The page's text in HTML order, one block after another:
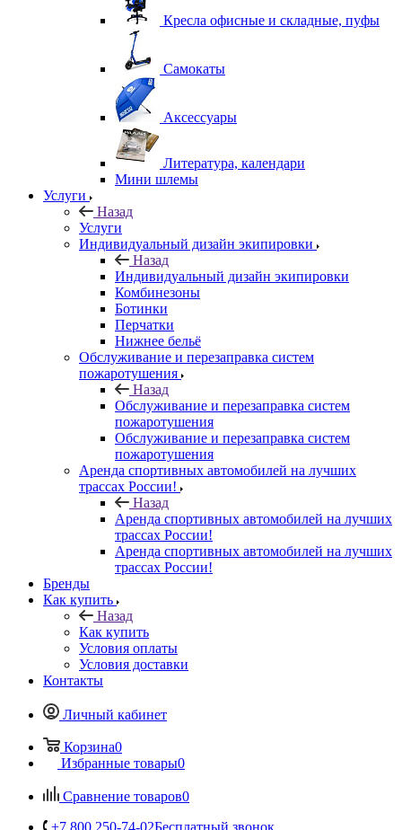
Кресла офисные и складные, пуфы
Самокаты
Аксессуары
Литература, календари
Мини шлемы
Услуги
Назад
Услуги
Индивидуальный дизайн экипировки
Назад
Индивидуальный дизайн экипировки
Комбинезоны
Ботинки
Перчатки
Нижнее бельё
Обслуживание и перезаправка систем
пожаротушения
Назад
Обслуживание и перезаправка систем
пожаротушения
Обслуживание и перезаправка систем
пожаротушения
Аренда спортивных автомобилей на лучших
трассах России!
Назад
Аренда спортивных автомобилей на лучших
трассах России!
Аренда спортивных автомобилей на лучших
трассах России!
Бренды
Как купить
Назад
Как купить
Условия оплаты
Условия доставки
Контакты
Личный кабинет
Корзина0
Избранные товары0
Сравнение товаров0
+7 800 250-74-02Бесплатный звонок